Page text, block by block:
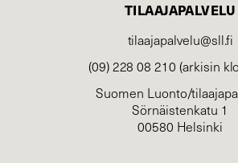
TILAAJAPALVELU
tilaajapalvelu@sll.fi
(09) 228 08 210 (arkisin
Suomen Luonto/
Sörnäistenkatu 1
00580 Helsinki